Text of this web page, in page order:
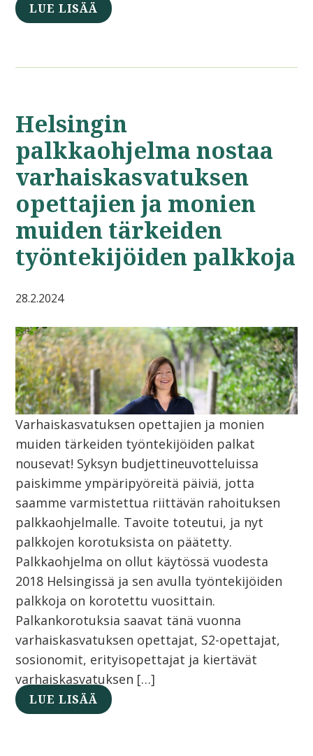
LUE LISÄÄ
Helsingin
palkkaohjelma nostaa
varhaiskasvatuksen
opettajien ja monien
muiden tärkeiden
työntekijöiden palkkoja
28.2.2024
Varhaiskasvatuksen opettajien ja monien
muiden tärkeiden työntekijöiden palkat
nousevat! Syksyn budjettineuvotteluissa
paiskimme ympäripyöreitä päiviä, jotta
saamme varmistettua riittävän rahoituksen
palkkaohjelmalle. Tavoite toteutui, ja nyt
palkkojen korotuksista on päätetty.
Palkkaohjelma on ollut käytössä vuodesta
2018 Helsingissä ja sen avulla työntekijöiden
palkkoja on korotettu vuosittain.
Palkankorotuksia saavat tänä vuonna
varhaiskasvatuksen opettajat, S2-opettajat,
sosionomit, erityisopettajat ja kiertävät
varhaiskasvatuksen […]
LUE LISÄÄ